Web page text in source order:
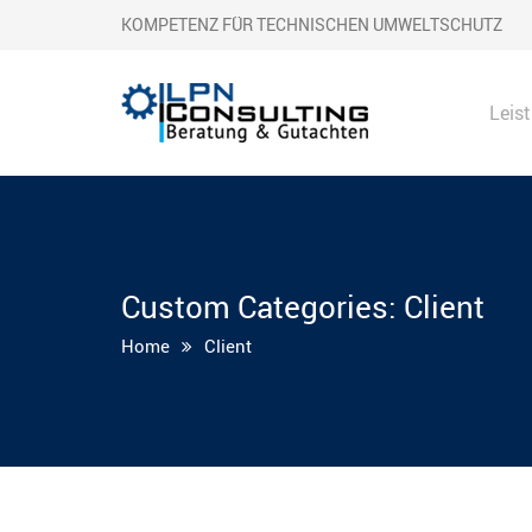
KOMPETENZ FÜR TECHNISCHEN UMWELTSCHUTZ
Custom Categories: Client
Home Client